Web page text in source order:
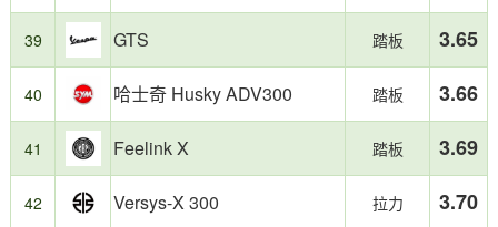
39 GTS 踏板 3.65
40 哈士奇 Husky ADV300 踏板 3.66
41 Feelink X 踏板 3.69
42 Versys-X 300 拉力 3.70